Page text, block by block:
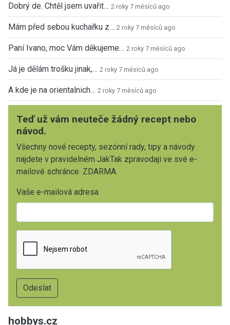
Dobrý de. Chtěl jsem uvařit… 2 roky 7 měsíců ago
Mám před sebou kuchařku z… 2 roky 7 měsíců ago
Paní Ivano, moc Vám děkujeme… 2 roky 7 měsíců ago
Já je dělám trošku jinak,… 2 roky 7 měsíců ago
A kde je na orientalnich… 2 roky 7 měsíců ago
Teď už vám neuteče žádný recept nebo
návod.
Všechny nové recepty, sezónní rady, tipy a návody
najdete v pravidelném JakTak zpravodaji ve své e-
mailové schránce. ZDARMA.
Vaše e-mailová adresa
hobbys.cz